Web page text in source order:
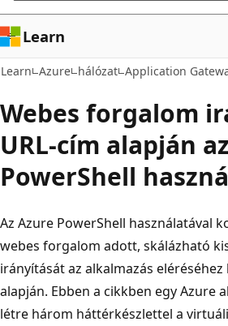
Learn
Learn Azure hálózat Application
Webes forgalom
URL-cím alapján
PowerShell
Az Azure PowerShell használatával
webes forgalom adott, skálázható
irányítását az alkalmazás eléréséhez
alapján. Ebben a cikkben egy Azure
létre három háttérkészlettel a